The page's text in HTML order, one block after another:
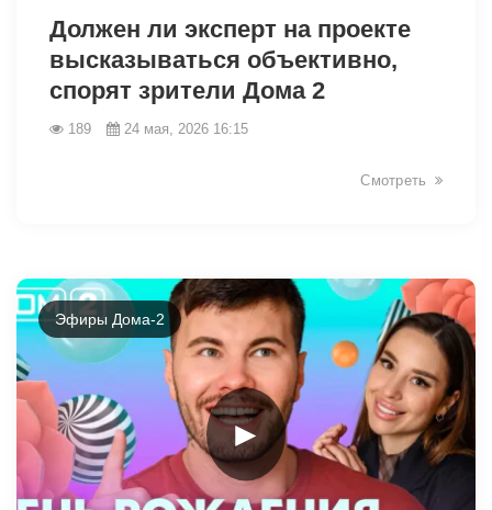
Должен ли эксперт на проекте
высказываться объективно,
спорят зрители Дома 2
189 24 мая, 2026 16:15
Смотреть
►
Эфиры Дома-2